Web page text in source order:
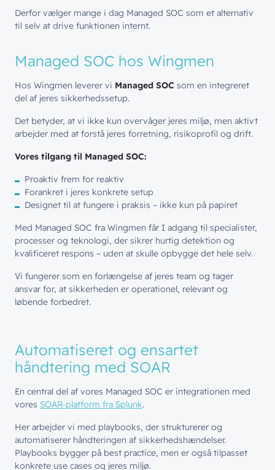
Derfor vælger mange i dag Managed SOC som et alternativ
til selv at drive funktionen internt.
Managed SOC hos Wingmen
Hos Wingmen leverer vi Managed SOC som en integreret
del af jeres sikkerhedssetup.
Det betyder, at vi ikke kun overvåger jeres miljø, men aktivt
arbejder med at forstå jeres forretning, risikoprofil og drift.
Vores tilgang til Managed SOC:
Proaktiv frem for reaktiv
Forankret i jeres konkrete setup
Designet til at fungere i praksis – ikke kun på papiret
Med Managed SOC fra Wingmen får I adgang til specialister,
processer og teknologi, der sikrer hurtig detektion og
kvalificeret respons – uden at skulle opbygge det hele selv.
Vi fungerer som en forlængelse af jeres team og tager
ansvar for, at sikkerheden er operationel, relevant og
løbende forbedret.
Automatiseret og ensartet
håndtering med SOAR
En central del af vores Managed SOC er integrationen med
vores SOAR-platform fra Splunk.
Her arbejder vi med playbooks, der strukturerer og
automatiserer håndteringen af sikkerhedshændelser.
Playbooks bygger på best practice, men er også tilpasset
konkrete use cases og jeres miljø.